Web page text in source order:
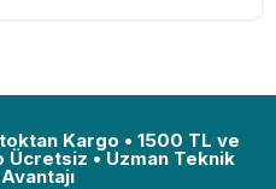
Kargo • 1500 TL ve
• Uzman Teknik